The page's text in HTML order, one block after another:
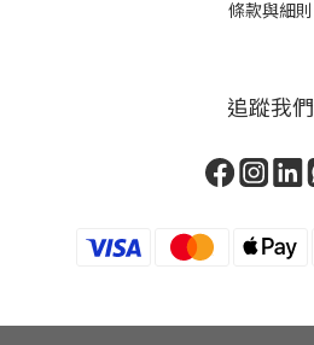
條款與細則
追蹤我們